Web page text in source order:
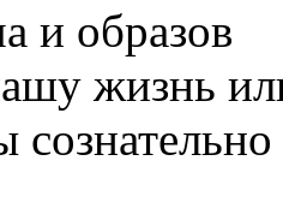
и образов
жизнь